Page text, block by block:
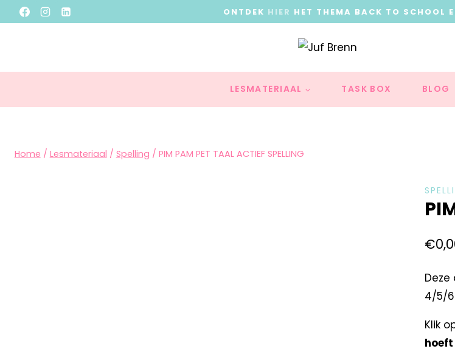
ONTDEK HIER HET THEMA BACK TO SCHOOL
LESMATERIAAL TASK BOX BLOG
Home / Lesmateriaal / Spelling / PIM PAM PET TAAL ACTIEF SPELLING
€
4/5/
Klik